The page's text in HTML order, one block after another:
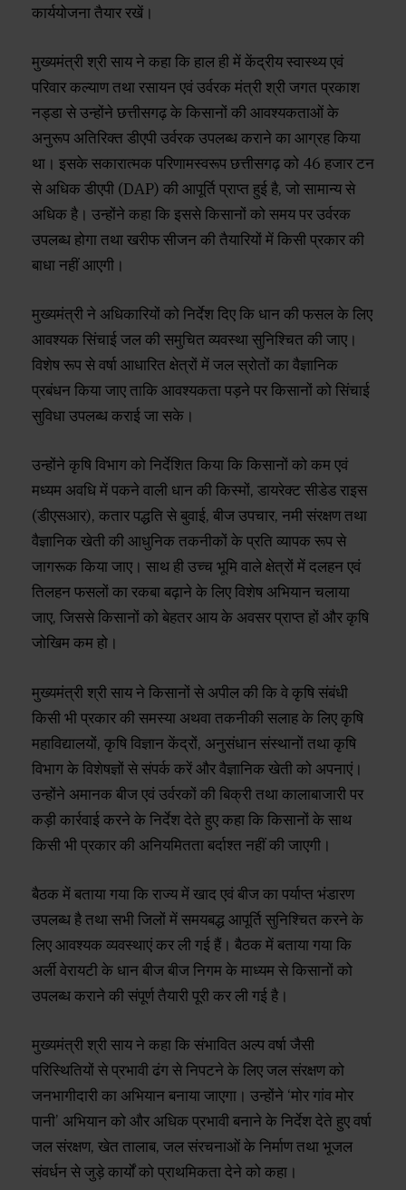
कार्ययोजना तैयार रखें।
मुख्यमंत्री श्री साय ने कहा कि हाल ही में केंद्रीय स्वास्थ्य एवं
परिवार कल्याण तथा रसायन एवं उर्वरक मंत्री श्री जगत प्रकाश
नड्डा से उन्होंने छत्तीसगढ़ के किसानों की आवश्यकताओं के
अनुरूप अतिरिक्त डीएपी उर्वरक उपलब्ध कराने का आग्रह किया
था। इसके सकारात्मक परिणामस्वरूप छत्तीसगढ़ को 46 हजार टन
से अधिक डीएपी (DAP) की आपूर्ति प्राप्त हुई है, जो सामान्य से
अधिक है। उन्होंने कहा कि इससे किसानों को समय पर उर्वरक
उपलब्ध होगा तथा खरीफ सीजन की तैयारियों में किसी प्रकार की
बाधा नहीं आएगी।
मुख्यमंत्री ने अधिकारियों को निर्देश दिए कि धान की फसल के लिए
आवश्यक सिंचाई जल की समुचित व्यवस्था सुनिश्चित की जाए।
विशेष रूप से वर्षा आधारित क्षेत्रों में जल स्रोतों का वैज्ञानिक
प्रबंधन किया जाए ताकि आवश्यकता पड़ने पर किसानों को सिंचाई
सुविधा उपलब्ध कराई जा सके।
उन्होंने कृषि विभाग को निर्देशित किया कि किसानों को कम एवं
मध्यम अवधि में पकने वाली धान की किस्मों, डायरेक्ट सीडेड राइस
(डीएसआर), कतार पद्धति से बुवाई, बीज उपचार, नमी संरक्षण तथा
वैज्ञानिक खेती की आधुनिक तकनीकों के प्रति व्यापक रूप से
जागरूक किया जाए। साथ ही उच्च भूमि वाले क्षेत्रों में दलहन एवं
तिलहन फसलों का रकबा बढ़ाने के लिए विशेष अभियान चलाया
जाए, जिससे किसानों को बेहतर आय के अवसर प्राप्त हों और कृषि
जोखिम कम हो।
मुख्यमंत्री श्री साय ने किसानों से अपील की कि वे कृषि संबंधी
किसी भी प्रकार की समस्या अथवा तकनीकी सलाह के लिए कृषि
महाविद्यालयों, कृषि विज्ञान केंद्रों, अनुसंधान संस्थानों तथा कृषि
विभाग के विशेषज्ञों से संपर्क करें और वैज्ञानिक खेती को अपनाएं।
उन्होंने अमानक बीज एवं उर्वरकों की बिक्री तथा कालाबाजारी पर
कड़ी कार्रवाई करने के निर्देश देते हुए कहा कि किसानों के साथ
किसी भी प्रकार की अनियमितता बर्दाश्त नहीं की जाएगी।
बैठक में बताया गया कि राज्य में खाद एवं बीज का पर्याप्त भंडारण
उपलब्ध है तथा सभी जिलों में समयबद्ध आपूर्ति सुनिश्चित करने के
लिए आवश्यक व्यवस्थाएं कर ली गई हैं। बैठक में बताया गया कि
अर्ली वेरायटी के धान बीज बीज निगम के माध्यम से किसानों को
उपलब्ध कराने की संपूर्ण तैयारी पूरी कर ली गई है।
मुख्यमंत्री श्री साय ने कहा कि संभावित अल्प वर्षा जैसी
परिस्थितियों से प्रभावी ढंग से निपटने के लिए जल संरक्षण को
जनभागीदारी का अभियान बनाया जाएगा। उन्होंने ‘मोर गांव मोर
पानी’ अभियान को और अधिक प्रभावी बनाने के निर्देश देते हुए वर्षा
जल संरक्षण, खेत तालाब, जल संरचनाओं के निर्माण तथा भूजल
संवर्धन से जुड़े कार्यों को प्राथमिकता देने को कहा।